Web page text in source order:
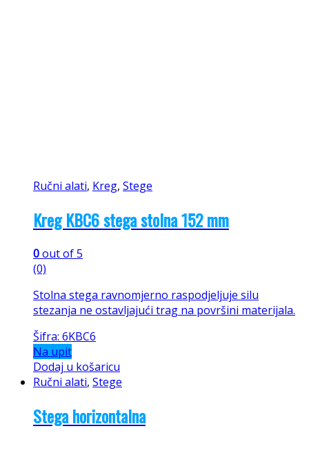
Ručni alati, Kreg, Stege
Kreg KBC6 stega stolna 152 mm
0out of 5
(0)
Stolna stega ravnomjerno raspodjeljuje silu
stezanja ne ostavljajući trag na površini materijala.
Šifra: 6KBC6
Na upit
Dodaj u košaricu
Ručni alati, Stege
Stega horizontalna